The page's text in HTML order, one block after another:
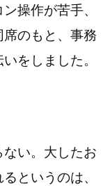
操作が苦手、
のもと、事務
をしました。
い。大したお
というのは、